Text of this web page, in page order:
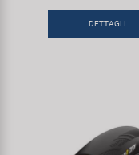
DETTAGLI